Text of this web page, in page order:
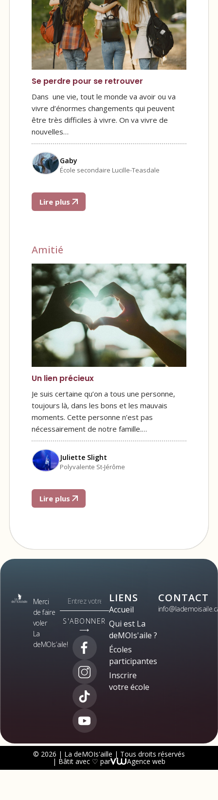
Se perdre pour se retrouver
Dans une vie, tout le monde va avoir ou va
vivre d’énormes changements qui peuvent
être très difficiles à vivre. On va vivre de
nouvelles…
Gaby
École secondaire Lucille-Teasdale
Lire plus
Amitié
Un lien précieux
Je suis certaine qu’on a tous une personne,
toujours là, dans les bons et les mauvais
moments. Cette personne n’est pas
nécessairement de notre famille.…
Juliette Slight
Polyvalente St-Jérôme
Lire plus
Merci
de faire
voler
La
deMOIs’aile!
S'ABONNER
⟶
LIENS
Accueil
Qui est La
deMOIs'aile ?
Écoles
participantes
Inscrire
votre école
CONTACT
© 2026 | La deMOIs'aille | Tous droits réservés
| Bâtit avec ♡ par Agence web